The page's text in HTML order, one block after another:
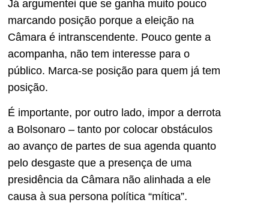
Já argumentei que se ganha muito pouco
marcando posição porque a eleição na
Câmara é intranscendente. Pouco gente a
acompanha, não tem interesse para o
público. Marca-se posição para quem já tem
posição.
É importante, por outro lado, impor a derrota
a Bolsonaro – tanto por colocar obstáculos
ao avanço de partes de sua agenda quanto
pelo desgaste que a presença de uma
presidência da Câmara não alinhada a ele
causa à sua persona política “mítica”.